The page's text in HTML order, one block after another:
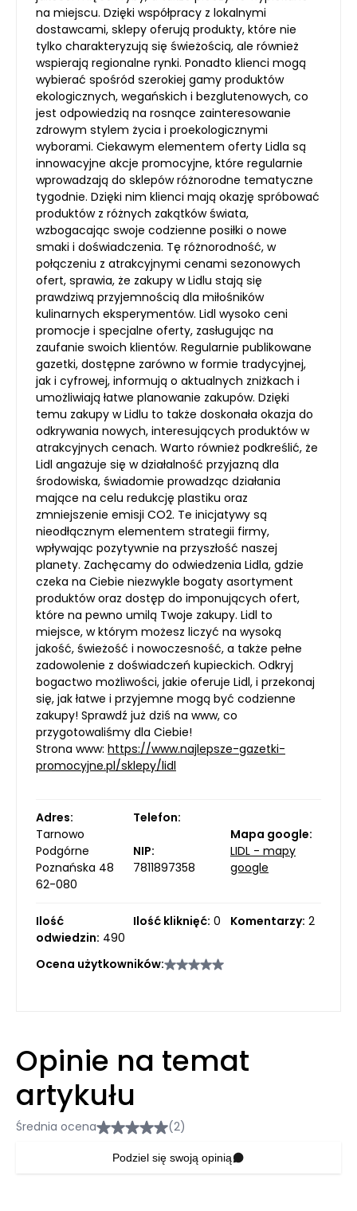
na miejscu. Dzięki współpracy z lokalnymi
dostawcami, sklepy oferują produkty, które nie
tylko charakteryzują się świeżością, ale również
wspierają regionalne rynki. Ponadto klienci mogą
wybierać spośród szerokiej gamy produktów
ekologicznych, wegańskich i bezglutenowych, co
jest odpowiedzią na rosnące zainteresowanie
zdrowym stylem życia i proekologicznymi
wyborami. Ciekawym elementem oferty Lidla są
innowacyjne akcje promocyjne, które regularnie
wprowadzają do sklepów różnorodne tematyczne
tygodnie. Dzięki nim klienci mają okazję spróbować
produktów z różnych zakątków świata,
wzbogacając swoje codzienne posiłki o nowe
smaki i doświadczenia. Tę różnorodność, w
połączeniu z atrakcyjnymi cenami sezonowych
ofert, sprawia, że zakupy w Lidlu stają się
prawdziwą przyjemnością dla miłośników
kulinarnych eksperymentów. Lidl wysoko ceni
promocje i specjalne oferty, zasługując na
zaufanie swoich klientów. Regularnie publikowane
gazetki, dostępne zarówno w formie tradycyjnej,
jak i cyfrowej, informują o aktualnych zniżkach i
umożliwiają łatwe planowanie zakupów. Dzięki
temu zakupy w Lidlu to także doskonała okazja do
odkrywania nowych, interesujących produktów w
atrakcyjnych cenach. Warto również podkreślić, że
Lidl angażuje się w działalność przyjazną dla
środowiska, świadomie prowadząc działania
mające na celu redukcję plastiku oraz
zmniejszenie emisji CO2. Te inicjatywy są
nieodłącznym elementem strategii firmy,
wpływając pozytywnie na przyszłość naszej
planety. Zachęcamy do odwiedzenia Lidla, gdzie
czeka na Ciebie niezwykle bogaty asortyment
produktów oraz dostęp do imponujących ofert,
które na pewno umilą Twoje zakupy. Lidl to
miejsce, w którym możesz liczyć na wysoką
jakość, świeżość i nowoczesność, a także pełne
zadowolenie z doświadczeń kupieckich. Odkryj
bogactwo możliwości, jakie oferuje Lidl, i przekonaj
się, jak łatwe i przyjemne mogą być codzienne
zakupy! Sprawdź już dziś na www, co
przygotowaliśmy dla Ciebie!
Strona www: https://www.najlepsze-gazetki-
promocyjne.pl/sklepy/lidl
Adres:
Tarnowo
Podgórne
Poznańska 48
62-080
Telefon:
NIP:
7811897358
Mapa google:
LIDL - mapy
google
Ilość
odwiedzin: 490
Ilość kliknięć: 0 Komentarzy: 2
Ocena użytkowników:
Opinie na temat
artykułu
Średnia ocena (2)
Podziel się swoją opinią